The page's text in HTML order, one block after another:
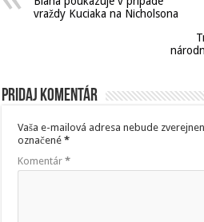
vraždy Kuciaka na Nicholsona
Pridaj komentár
Vaša e-mailová adresa nebude
označené*
Komentár*